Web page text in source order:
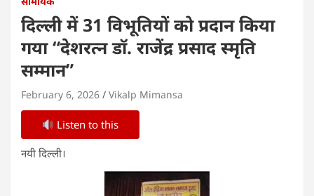
दिल्ली में 31 विभूतियों को प्रदान किया
गया “देशरत्न डॉ. राजेंद्र प्रसाद स्मृति
सम्मान”
February 6, 2026 Vikalp Mimansa
Listen to this
नयी दिल्ली।